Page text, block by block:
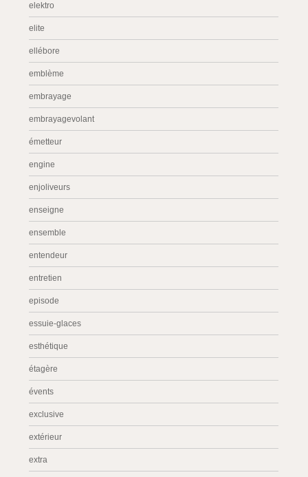
elektro
elite
ellébore
emblème
embrayage
embrayagevolant
émetteur
engine
enjoliveurs
enseigne
ensemble
entendeur
entretien
episode
essuie-glaces
esthétique
étagère
évents
exclusive
extérieur
extra